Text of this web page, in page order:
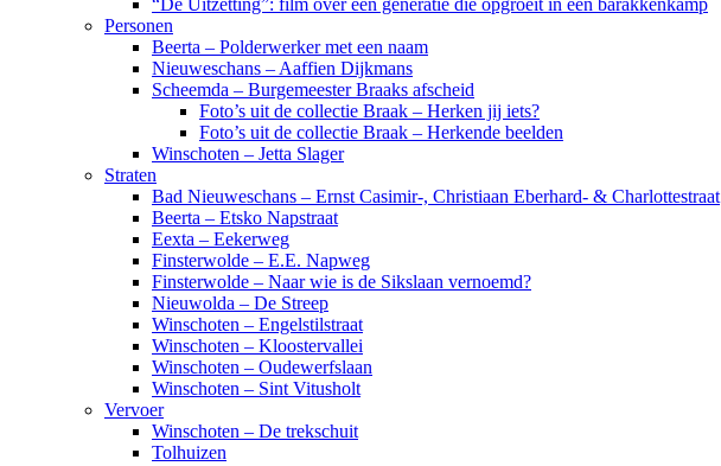
“De Uitzetting”: film over een generatie die opgroeit in een barakkenkamp
Personen
Beerta – Polderwerker met een naam
Nieuweschans – Aaffien Dijkmans
Scheemda – Burgemeester Braaks afscheid
Foto’s uit de collectie Braak – Herken jij iets?
Foto’s uit de collectie Braak – Herkende beelden
Winschoten – Jetta Slager
Straten
Bad Nieuweschans – Ernst Casimir-, Christiaan Eberhard- & Charlottestraat
Beerta – Etsko Napstraat
Eexta – Eekerweg
Finsterwolde – E.E. Napweg
Finsterwolde – Naar wie is de Sikslaan vernoemd?
Nieuwolda – De Streep
Winschoten – Engelstilstraat
Winschoten – Kloostervallei
Winschoten – Oudewerfslaan
Winschoten – Sint Vitusholt
Vervoer
Winschoten – De trekschuit
Tolhuizen